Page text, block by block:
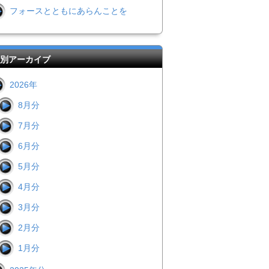
フォースとともにあらんことを
アーカイブ
2026年
8月分
7月分
6月分
5月分
4月分
3月分
2月分
1月分